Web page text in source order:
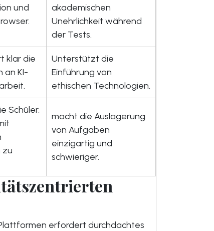
und
akademischen
Unehrlichkeit während
der Tests.
klar die
an KI-
Unterstützt die
Einführung von
ethischen Technologien.
Schüler,
zu
macht die Auslagerung
von Aufgaben
einzigartig und
schwieriger.
erfordert durchdachtes